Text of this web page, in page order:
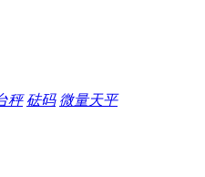
秤 砝码 微量天平